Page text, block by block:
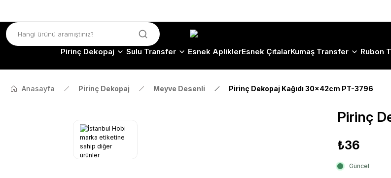
Pirinç Dekopaj Sulu Transfer Esnek ApliklerEsnek ÇıtalarKumaş Transfer Rubon
Anasayfa Pirinç Dekopaj Meyve Desenli Pirinç Dekopaj Kağıdı 30x42cm PT-3796
Pirinç
₺36
Güncel